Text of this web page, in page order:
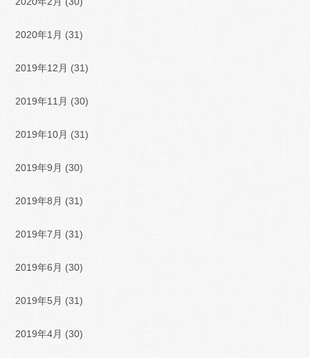
2020年1月 (31)
2019年12月 (31)
2019年11月 (30)
2019年10月 (31)
2019年9月 (30)
2019年8月 (31)
2019年7月 (31)
2019年6月 (30)
2019年5月 (31)
2019年4月 (30)